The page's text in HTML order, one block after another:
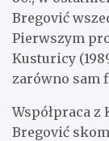
Bregović
Pierwszym
Kusturicy
zarówno sam
Współpraca z
Bregović